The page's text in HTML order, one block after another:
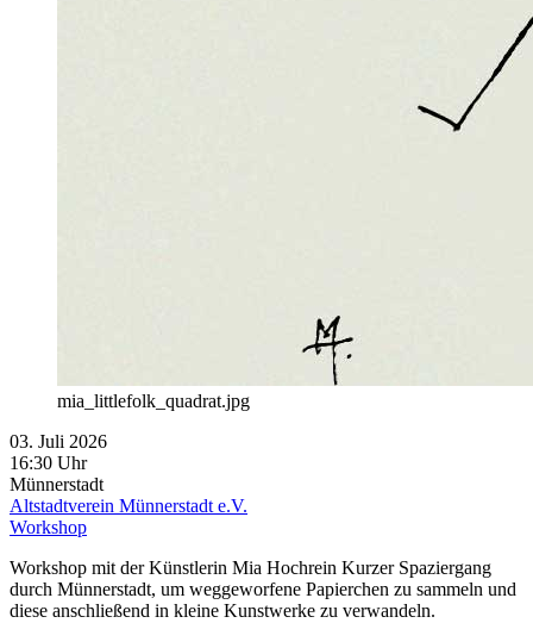
mia_littlefolk_quadrat.jpg
03. Juli 2026
16:30 Uhr
Münnerstadt
Altstadtverein Münnerstadt e.V.
Workshop
Workshop mit der Künstlerin Mia Hochrein Kurzer Spaziergang
durch Münnerstadt, um weggeworfene Papierchen zu sammeln und
diese anschließend in kleine Kunstwerke zu verwandeln.